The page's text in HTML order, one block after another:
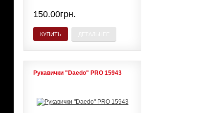
150.00грн.
КУПИТЬ
Рукавички "Daedo" PRO 15943